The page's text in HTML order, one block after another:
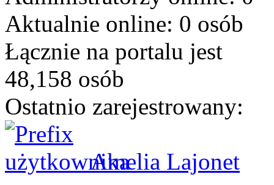
Aktualnie online: 0 osób
Łącznie na portalu jest
48,158 osób
Ostatnio zarejestrowany:
Amelia Lajonet